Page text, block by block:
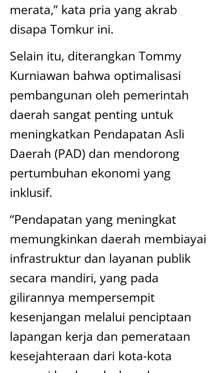
merata,” kata pria yang akrab
disapa Tomkur ini.
Selain itu, diterangkan Tommy
Kurniawan bahwa optimalisasi
pembangunan oleh pemerintah
daerah sangat penting untuk
meningkatkan Pendapatan Asli
Daerah (PAD) dan mendorong
pertumbuhan ekonomi yang
inklusif.
“Pendapatan yang meningkat
memungkinkan daerah membiayai
infrastruktur dan layanan publik
secara mandiri, yang pada
gilirannya mempersempit
kesenjangan melalui penciptaan
lapangan kerja dan pemerataan
kesejahteraan dari kota-kota